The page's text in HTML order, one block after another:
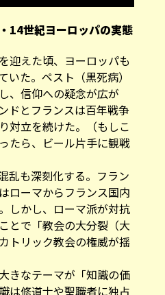
14世紀ヨーロッパの実態
迎えた頃、ヨーロッパも
いた。ペスト（黒死病）
、信仰への疑念が広が
ドとフランスは百年戦争
対立を続けた。（もしこ
たら、ビール片手に観戦
乱も深刻化する。フラン
ローマからフランス国内
しかし、ローマ派が対抗
とで「教会の大分裂（大
トリック教会の権威が揺
きなテーマが「知識の価
は修道士や聖職者に独占